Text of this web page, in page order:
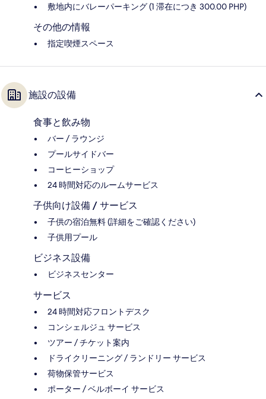
敷地内にバレーパーキング (1 滞在につき 300.00 PHP)
その他の情報
指定喫煙スペース
施設の設備
食事と飲み物
バー / ラウンジ
プールサイドバー
コーヒーショップ
24 時間対応のルームサービス
子供向け設備 / サービス
子供の宿泊無料 (詳細をご確認ください)
子供用プール
ビジネス設備
ビジネスセンター
サービス
24 時間対応フロントデスク
コンシェルジュ サービス
ツアー / チケット案内
ドライクリーニング / ランドリー サービス
荷物保管サービス
ポーター / ベルボーイ サービス